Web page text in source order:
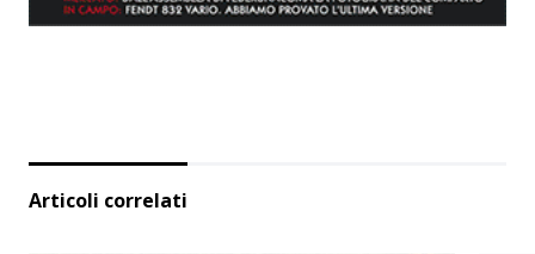
Articoli correlati